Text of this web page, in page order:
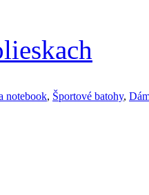
notebook, Športové batohy,